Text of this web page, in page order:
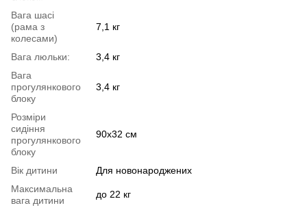
Вага шасі
(рама з
колесами)
7,1 кг
Вага люльки:
3,4 кг
Вага
прогулянкового
блоку
3,4 кг
Розміри
сидіння
прогулянкового
блоку
90х32 см
Вік дитини
Для новонароджених
Максимальна
вага дитини
до 22 кг